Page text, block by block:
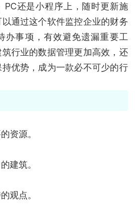
PC还是小程序上，随时更新施
通过这个软件监控企业的财务
办事项，有效避免遗漏重要工
行业的数据管理更加高效，还
优势，成为一款必不可少的行
资源。
建筑。
观点。